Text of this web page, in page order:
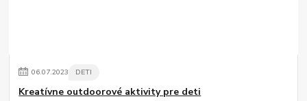
06.07.2023 DETI
Kreatívne outdoorové aktivity pre deti